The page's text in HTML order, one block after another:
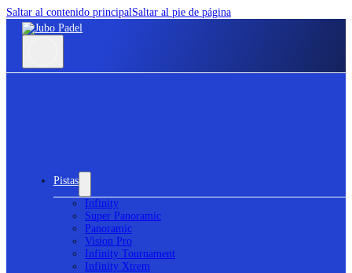
Saltar al contenido principalSaltar al pie de página
Pistas
Infinity
Super Panoramic
Panoramic
Vision Pro
Infinity Tournament
Infinity Xtrem